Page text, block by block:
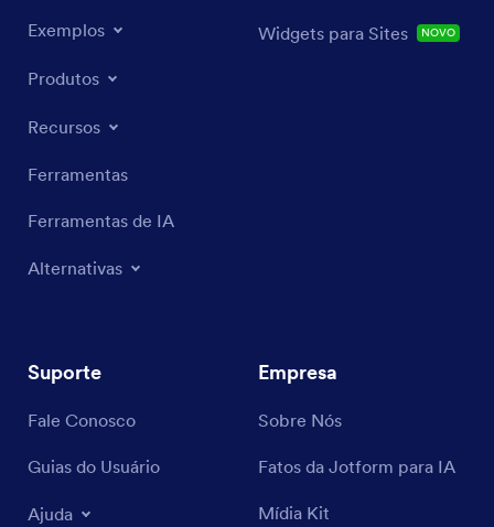
Exemplos
Produtos
Recursos
Ferramentas
Ferramentas de IA
Alternativas
Widgets para Sites NOVO
Suporte
Fale Conosco
Guias do Usuário
Ajuda
Empresa
Sobre Nós
Fatos da Jotform para IA
Mídia Kit